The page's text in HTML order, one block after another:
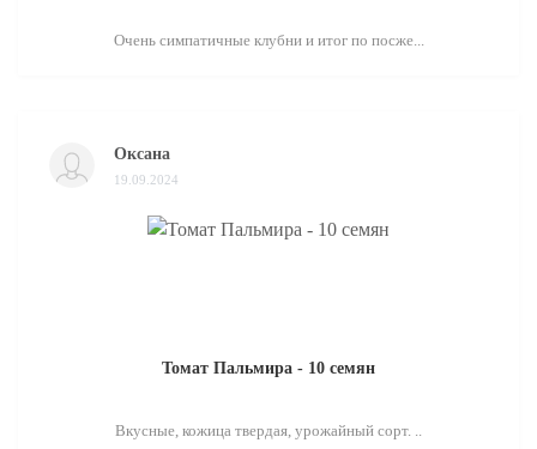
Очень симпатичные клубни и итог по посже...
Оксана
19.09.2024
Томат Пальмира - 10 семян
Вкусные, кожица твердая, урожайный сорт. ..